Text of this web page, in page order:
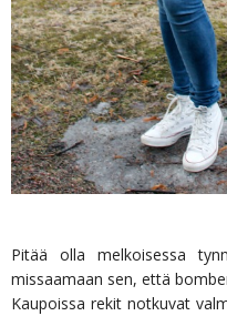
Pitää olla melkoisessa
missaamaan sen, että
Kaupoissa rekit notkuvat